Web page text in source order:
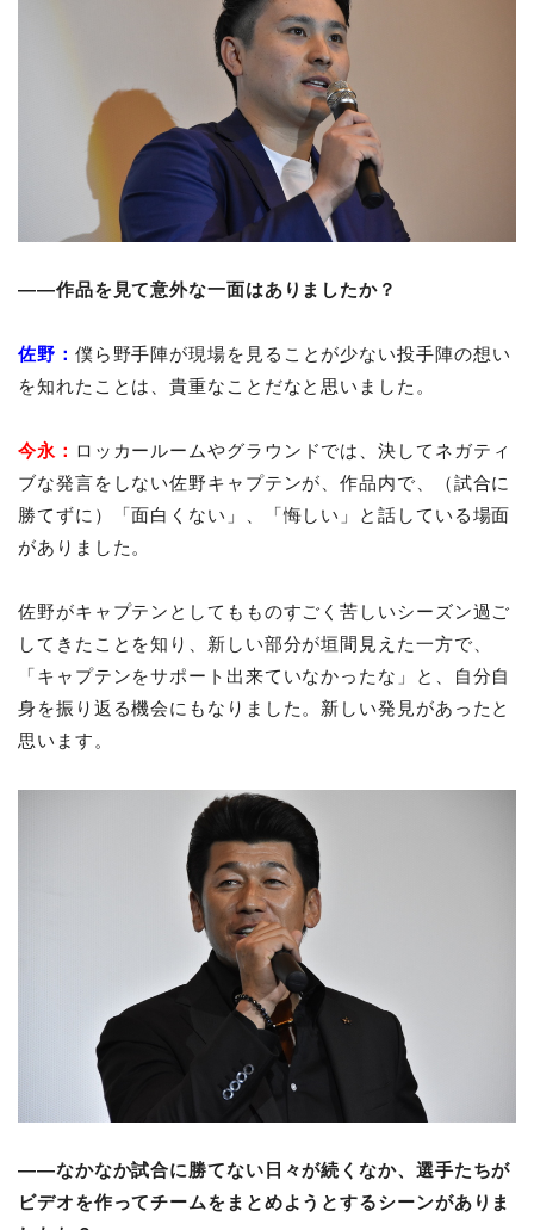
――作品を見て意外な一面はありましたか？
佐野： 僕ら野手陣が現場を見ることが少ない投手陣の想い
を知れたことは、貴重なことだなと思いました。
今永： ロッカールームやグラウンドでは、決してネガティ
ブな発言をしない佐野キャプテンが、作品内で、（試合に
勝てずに）「面白くない」、「悔しい」と話している場面
がありました。
佐野がキャプテンとしてもものすごく苦しいシーズン過ご
してきたことを知り、新しい部分が垣間見えた一方で、
「キャプテンをサポート出来ていなかったな」と、自分自
身を振り返る機会にもなりました。新しい発見があったと
思います。
――なかなか試合に勝てない日々が続くなか、選手たちが
ビデオを作ってチームをまとめようとするシーンがありま